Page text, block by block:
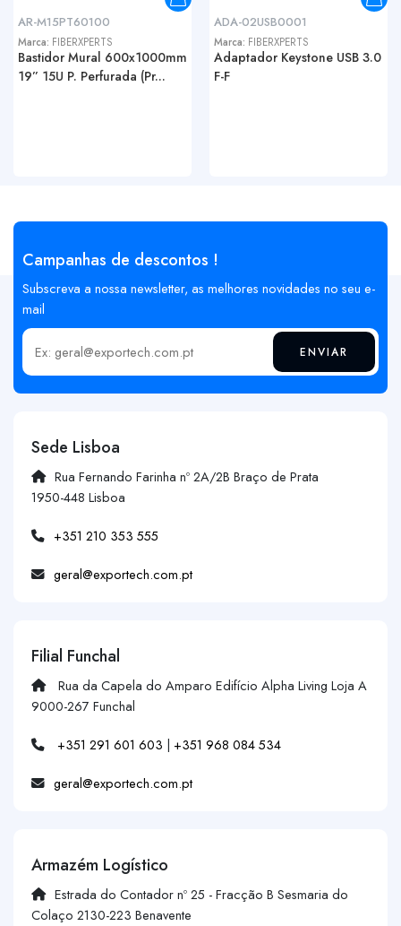
AR-M15PT60100
Marca: FIBERXPERTS
Bastidor Mural 600x1000mm
19” 15U P. Perfurada (Pr...
ADA-02USB0001
Marca: FIBERXPERTS
Adaptador Keystone USB 3.0
F-F
Campanhas de descontos !
Subscreva a nossa newsletter, as melhores novidades no seu e-
mail
Insira o seu email ENVIAR
Sede Lisboa
Rua Fernando Farinha nº 2A/2B Braço de Prata
1950-448 Lisboa
+351 210 353 555
geral@exportech.com.pt
Filial Funchal
Rua da Capela do Amparo Edifício Alpha Living Loja A
9000-267 Funchal
+351 291 601 603 | +351 968 084 534
geral@exportech.com.pt
Armazém Logístico
Estrada do Contador nº 25 - Fracção B Sesmaria do
Colaço 2130-223 Benavente